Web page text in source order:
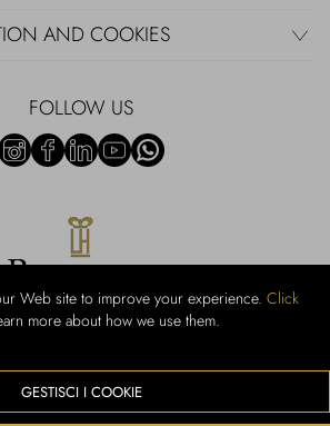
Web site to improve your experience. Click
more about how we use them.
GESTISCI I COOKIE
AND COOKIES
FOLLOW US
15 - 80122 Naples - P.Iva 00436210637 -